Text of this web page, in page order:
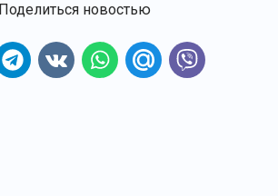
Поделиться новостью